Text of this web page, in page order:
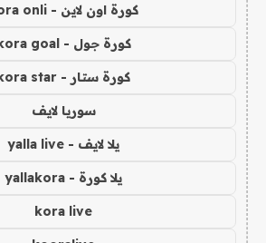
كورة اون لاين - kora onli
كورة جول - kora goal
كورة ستار - kora star
سوريا لايف
يلا لايف - yalla live
يلا كورة - yallakora
kora live